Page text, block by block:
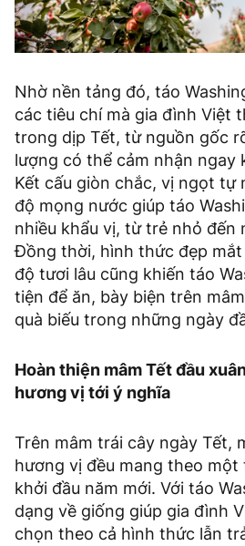
Nhờ nền tảng đó, táo
các tiêu chí mà gia đình Việt
trong dịp Tết, từ nguồn gốc
lượng có thể cảm nhận ngay
Kết cấu giòn chắc, vị ngọt tự
độ mọng nước giúp táo
nhiều khẩu vị, từ trẻ nhỏ đến
Đồng thời, hình thức đẹp
độ tươi lâu cũng khiến táo
tiện để ăn, bày biện trên
quà biếu trong những ngày
Hoàn thiện mâm Tết đầu
hương vị tới ý nghĩa
Trên mâm trái cây ngày Tết,
hương vị đều mang theo
khởi đầu năm mới. Với táo
dạng về giống giúp gia đình
chọn theo cả hình thức lẫn